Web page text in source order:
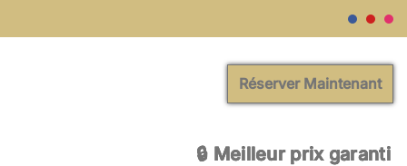
🔒 Meilleur prix garanti
🔒 Meilleur prix garanti
Réserver Maintenant
🔒 Meilleur prix garanti
🔒 Meilleur prix garanti
🔒 Meilleur prix garanti